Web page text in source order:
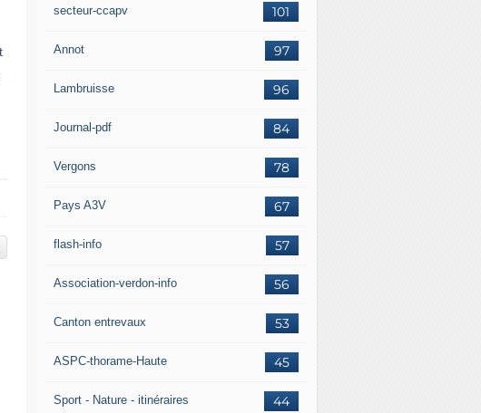
101
secteur-ccapv
97
Annot
96
Lambruisse
84
Journal-pdf
78
Vergons
67
Pays A3V
57
flash-info
56
Association-verdon-info
53
Canton entrevaux
45
ASPC-thorame-Haute
44
Sport - Nature - itinéraires